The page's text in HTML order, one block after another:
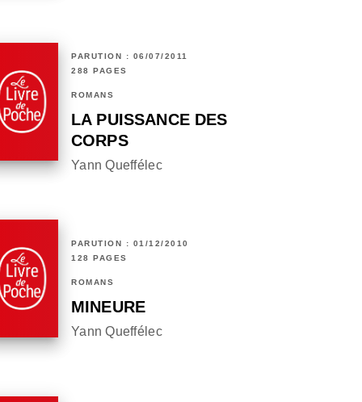
PARUTION : 06/07/2011
288 PAGES
ROMANS
LA PUISSANCE DES
CORPS
Yann Queffélec
PARUTION : 01/12/2010
128 PAGES
ROMANS
MINEURE
Yann Queffélec